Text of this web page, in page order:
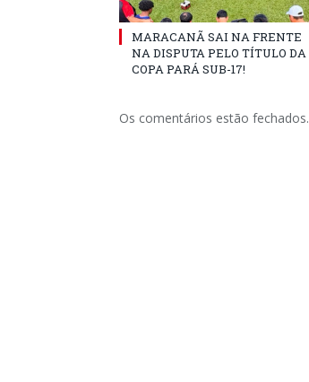
MARACANÃ SAI NA FRENTE
NA DISPUTA PELO TÍTULO DA
COPA PARÁ SUB-17!
Os comentários estão fechados.